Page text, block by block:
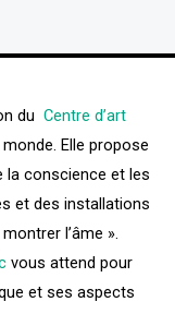
du Centre d’art
Elle propose
la conscience et les
et des installations
l’âme ».
vous attend pour
et ses aspects